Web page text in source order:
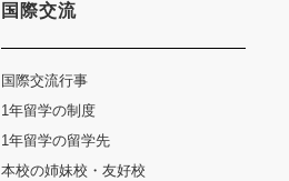
国際交流
国際交流行事
1年留学の制度
1年留学の留学先
本校の姉妹校・友好校